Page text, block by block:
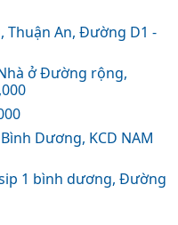
Thuận An, Đường D1 -
ở Đường rộng,
Dương, KCD NAM
1 bình dương, Đường